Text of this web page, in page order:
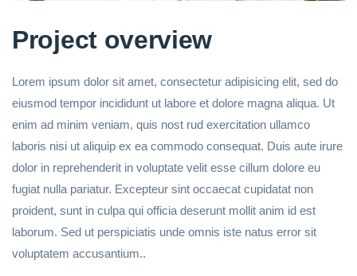
Project overview
Lorem ipsum dolor sit amet, consectetur adipisicing elit, sed do
eiusmod tempor incididunt ut labore et dolore magna aliqua. Ut
enim ad minim veniam, quis nost rud exercitation ullamco
laboris nisi ut aliquip ex ea commodo consequat. Duis aute irure
dolor in reprehenderit in voluptate velit esse cillum dolore eu
fugiat nulla pariatur. Excepteur sint occaecat cupidatat non
proident, sunt in culpa qui officia deserunt mollit anim id est
laborum. Sed ut perspiciatis unde omnis iste natus error sit
voluptatem accusantium..